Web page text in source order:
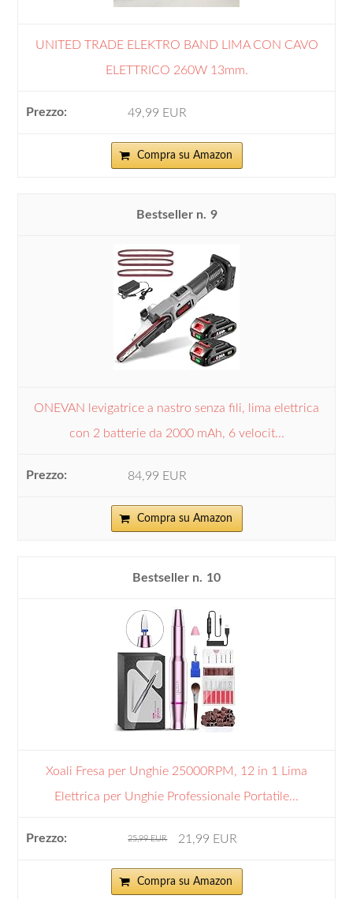
UNITED TRADE ELEKTRO BAND LIMA CON CAVO
ELETTRICO 260W 13mm.
49,99 EUR
Compra su Amazon
9
ONEVAN levigatrice a nastro senza fili, lima elettrica
con 2 batterie da 2000 mAh, 6 velocit...
84,99 EUR
Compra su Amazon
10
Xoali Fresa per Unghie 25000RPM, 12 in 1 Lima
Elettrica per Unghie Professionale Portatile...
25,99 EUR 21,99 EUR
Compra su Amazon